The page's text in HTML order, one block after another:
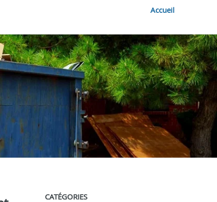
Accueil
CATÉGORIES